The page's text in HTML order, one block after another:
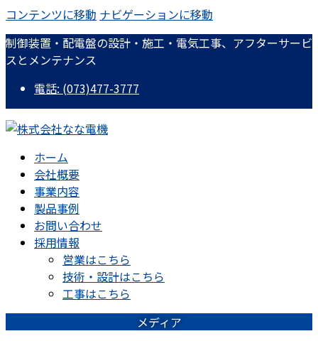
コンテンツに移動 ナビゲーションに移動
制御装置・配電盤の設計・施工・電気工事、アフターサービ
スとメンテナンス
電話: (073)477-3777
ホーム
会社概要
事業内容
製品事例
お問い合わせ
採用情報
営業はこちら
技術・設計はこちら
工事はこちら
メディア